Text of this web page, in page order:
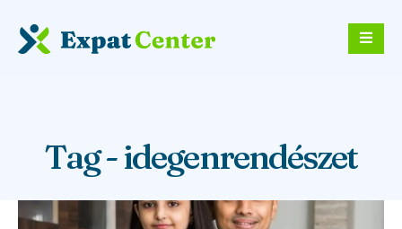
Tag - idegenrendészet